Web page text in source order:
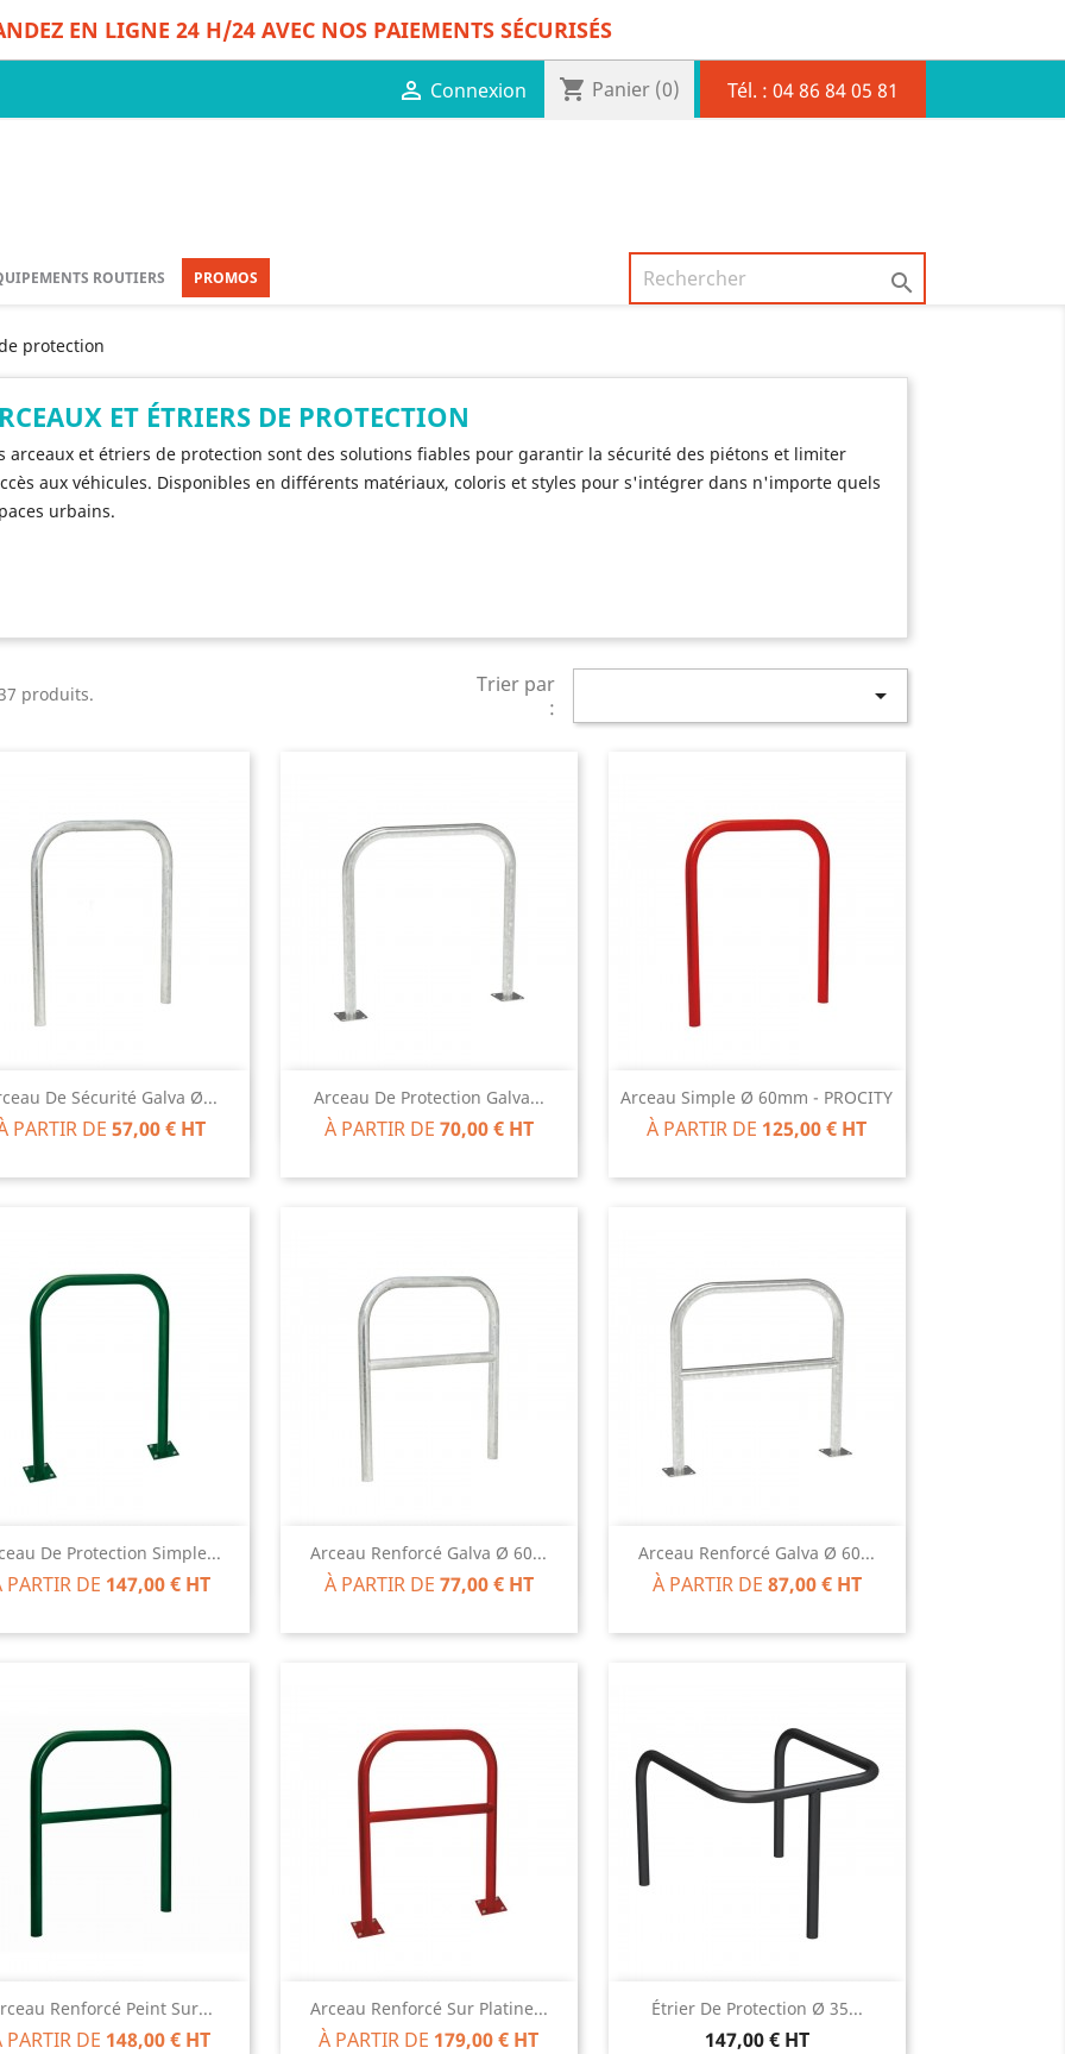
EN LIGNE 24 H/24 AVEC NOS PAIEMENTS SÉCURISÉS
 Connexion shopping_cart Panier (0) Tél. : 04 86 84 05 81
ROUTIERS PROMOS 
protection
ET ÉTRIERS DE PROTECTION
arceaux et étriers de protection sont des solutions fiables pour garantir la sécurité des piétons et limiter
aux véhicules. Disponibles en différents matériaux, coloris et styles pour s'intégrer dans n'importe quels
urbains.
produits.
Trier par
:

De Sécurité Galva Ø...
PARTIR DE 57,00 € HT
Aperçu rapide Arceau De Protection Galva...
À PARTIR DE 70,00 € HT
Aperçu rapide Arceau Simple Ø 60mm - PROCITY
À PARTIR DE 125,00 € HT
Aperçu rapide
De Protection Simple...
PARTIR DE 147,00 € HT
Aperçu rapide Arceau Renforcé Galva Ø 60...
À PARTIR DE 77,00 € HT
Aperçu rapide Arceau Renforcé Galva Ø 60...
À PARTIR DE 87,00 € HT
Aperçu rapide
Renforcé Peint Sur...
PARTIR DE 148,00 € HT
 Aperçu rapide Arceau Renforcé Sur Platine...
À PARTIR DE 179,00 € HT
Aperçu rapide Étrier De Protection Ø 35...
147,00 € HT
Aperçu rapide